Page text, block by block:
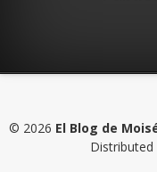
© 2026 El Blog de
Distributed